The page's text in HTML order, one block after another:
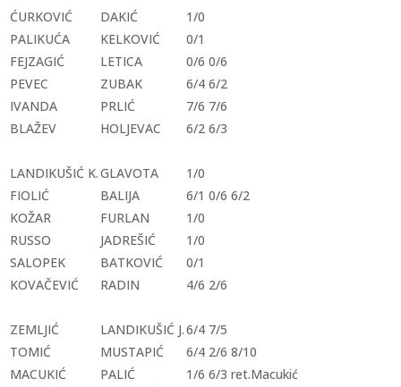
ĆURKOVIĆ DAKIĆ
1/0
PALIKUĆA
KELKOVIĆ
0/1
FEJZAGIĆ
LETICA
0/6 0/6
PEVEC
ZUBAK
6/4 6/2
IVANDA
PRLIĆ
7/6 7/6
BLAŽEV
HOLJEVAC 6/2 6/3
LANDIKUŠIĆ K.GLAVOTA
1/0
FIOLIĆ
BALIJA
6/1 0/6 6/2
KOŽAR
FURLAN
1/0
RUSSO
JADREŠIĆ
1/0
SALOPEK
BATKOVIĆ
0/1
KOVAČEVIĆ
RADIN 4/6 2/6
ZEMLJIĆ LANDIKUŠIĆ J.6/4 7/5
TOMIĆ
MUSTAPIĆ
6/4 2/6 8/10
MACUKIĆ
PALIĆ
1/6 6/3 ret.Macukić